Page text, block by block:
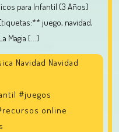
para Infantil (3 Años)
juego, navidad,
Magia [...]
Navidad Navidad
#juegos
online